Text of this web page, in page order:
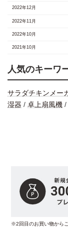
2022年12月
2022年11月
2022年10月
2021年10月
人気のキーワ
サラダチキンメー
湿器 / 卓上扇風機 /
※2回目のお買い物から